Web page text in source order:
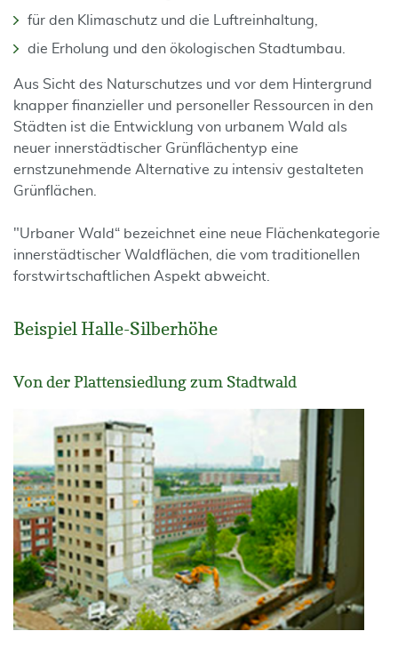
für den Klimaschutz und die Luftreinhaltung,
die Erholung und den ökologischen Stadtumbau.
Aus Sicht des Naturschutzes und vor dem Hintergrund
knapper finanzieller und personeller Ressourcen in den
Städten ist die Entwicklung von urbanem Wald als
neuer innerstädtischer Grünflächentyp eine
ernstzunehmende Alternative zu intensiv gestalteten
Grünflächen.
"Urbaner Wald“ bezeichnet eine neue Flächenkategorie
innerstädtischer Waldflächen, die vom traditionellen
forstwirtschaftlichen Aspekt abweicht.
Beispiel Halle-Silberhöhe
Von der Plattensiedlung zum Stadtwald